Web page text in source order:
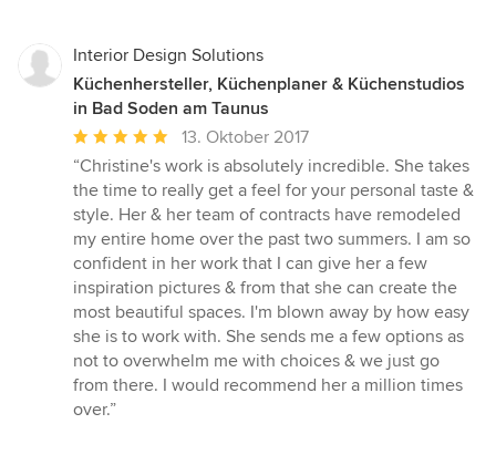
Interior Design Solutions
Küchenhersteller, Küchenplaner & Küchenstudios
in Bad Soden am Taunus
Durchschnittliche
Bewertung:
5
von
5
Sternen
13. Oktober 2017
“Christine's work is absolutely incredible. She takes
the time to really get a feel for your personal taste &
style. Her & her team of contracts have remodeled
my entire home over the past two summers. I am so
confident in her work that I can give her a few
inspiration pictures & from that she can create the
most beautiful spaces. I'm blown away by how easy
she is to work with. She sends me a few options as
not to overwhelm me with choices & we just go
from there. I would recommend her a million times
over.”